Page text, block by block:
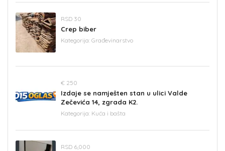
RSD 30
Crep biber
Kategorija: Građevinarstvo
€ 250
Izdaje se namješten stan u ulici Valde
Zečevića 14, zgrada K2.
Kategorija: Kuća i bašta
RSD 6,000